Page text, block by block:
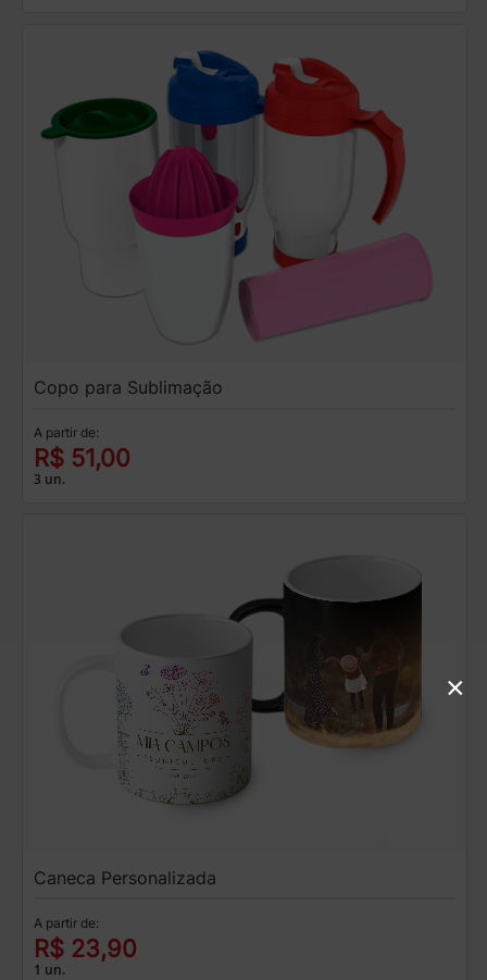
Copo para Sublimação
A partir de:
R$ 51,00
3 un.
Caneca Personalizada
A partir de:
R$ 23,90
1 un.
×